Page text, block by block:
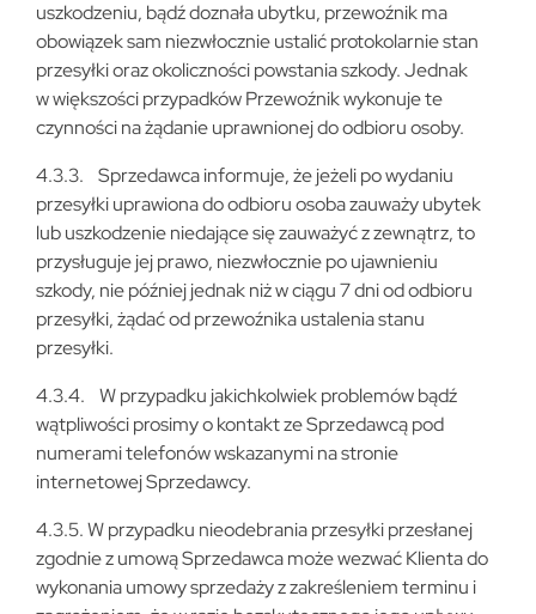
uszkodzeniu, bądź doznała ubytku, przewoźnik ma
obowiązek sam niezwłocznie ustalić protokolarnie stan
przesyłki oraz okoliczności powstania szkody. Jednak
w większości przypadków Przewoźnik wykonuje te
czynności na żądanie uprawnionej do odbioru osoby.
4.3.3. Sprzedawca informuje, że jeżeli po wydaniu
przesyłki uprawiona do odbioru osoba zauważy ubytek
lub uszkodzenie niedające się zauważyć z zewnątrz, to
przysługuje jej prawo, niezwłocznie po ujawnieniu
szkody, nie później jednak niż w ciągu 7 dni od odbioru
przesyłki, żądać od przewoźnika ustalenia stanu
przesyłki.
4.3.4. W przypadku jakichkolwiek problemów bądź
wątpliwości prosimy o kontakt ze Sprzedawcą pod
numerami telefonów wskazanymi na stronie
internetowej Sprzedawcy.
4.3.5. W przypadku nieodebrania przesyłki przesłanej
zgodnie z umową Sprzedawca może wezwać Klienta do
wykonania umowy sprzedaży z zakreśleniem terminu i